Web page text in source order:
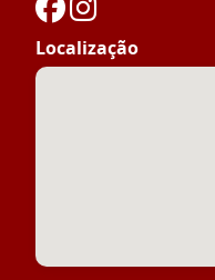
Localização